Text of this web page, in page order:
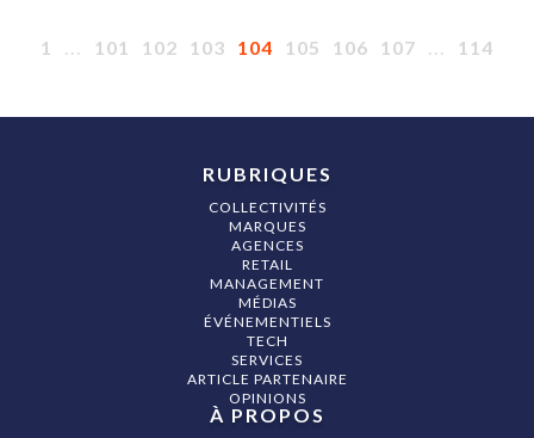
1 ... 101 102 103 104 105 106 107 ... 114
RUBRIQUES
COLLECTIVITÉS
MARQUES
AGENCES
RETAIL
MANAGEMENT
MÉDIAS
ÉVÉNEMENTIELS
TECH
SERVICES
ARTICLE PARTENAIRE
OPINIONS
À PROPOS